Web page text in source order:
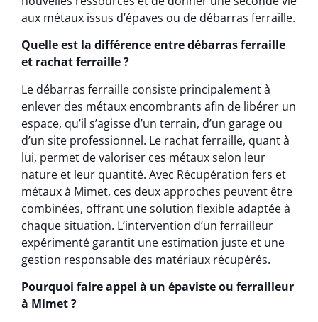
aux métaux issus d’épaves ou de débarras ferraille.
Quelle est la différence entre débarras ferraille
et rachat ferraille ?
Le débarras ferraille consiste principalement à
enlever des métaux encombrants afin de libérer un
espace, qu’il s’agisse d’un terrain, d’un garage ou
d’un site professionnel. Le rachat ferraille, quant à
lui, permet de valoriser ces métaux selon leur
nature et leur quantité. Avec Récupération fers et
métaux à Mimet, ces deux approches peuvent être
combinées, offrant une solution flexible adaptée à
chaque situation. L’intervention d’un ferrailleur
expérimenté garantit une estimation juste et une
gestion responsable des matériaux récupérés.
Pourquoi faire appel à un épaviste ou ferrailleur
à Mimet ?